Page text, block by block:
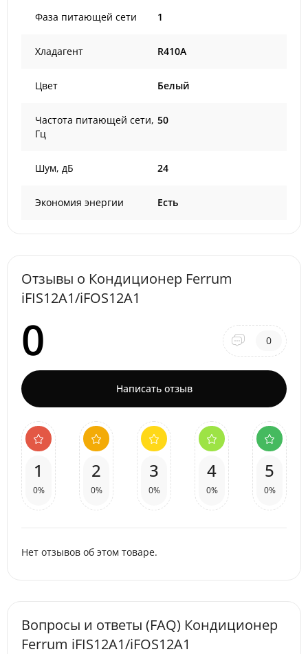
Фаза питающей сети 1
Хладагент R410A
Цвет Белый
Частота питающей сети,
Гц
50
Шум, дБ 24
Экономия энергии Есть
Отзывы о Кондиционер Ferrum
iFIS12A1/iFOS12A1
0 0
Написать отзыв
1
0%
2
0%
3
0%
4
0%
5
0%
Нет отзывов об этом товаре.
Вопросы и ответы (FAQ) Кондиционер
Ferrum iFIS12A1/iFOS12A1